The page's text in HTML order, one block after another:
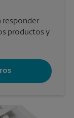
responder
productos y